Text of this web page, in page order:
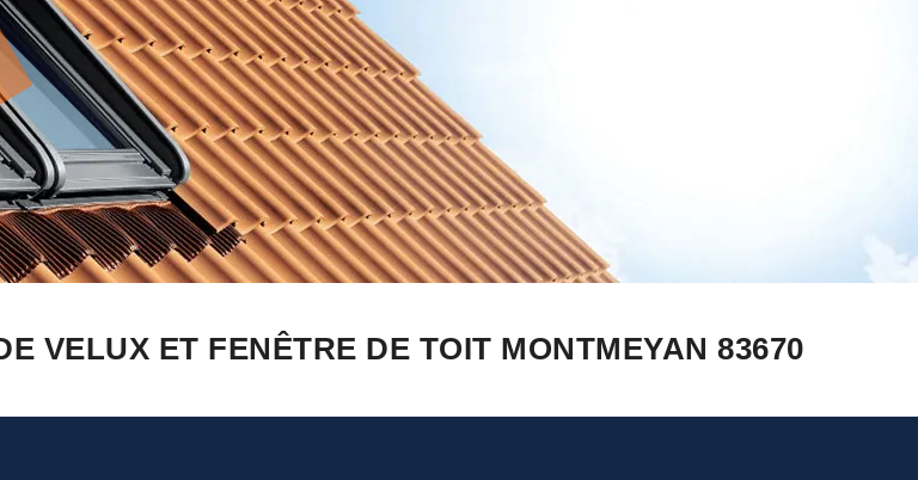
VELUX ET FENÊTRE DE TOIT MONTMEYAN 83670